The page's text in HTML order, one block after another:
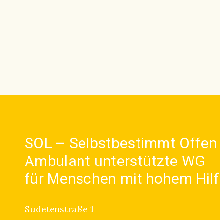
SOL – Selbstbestimmt Offen
Ambulant unterstützte WG
für Menschen mit hohem
Sudetenstraße 1